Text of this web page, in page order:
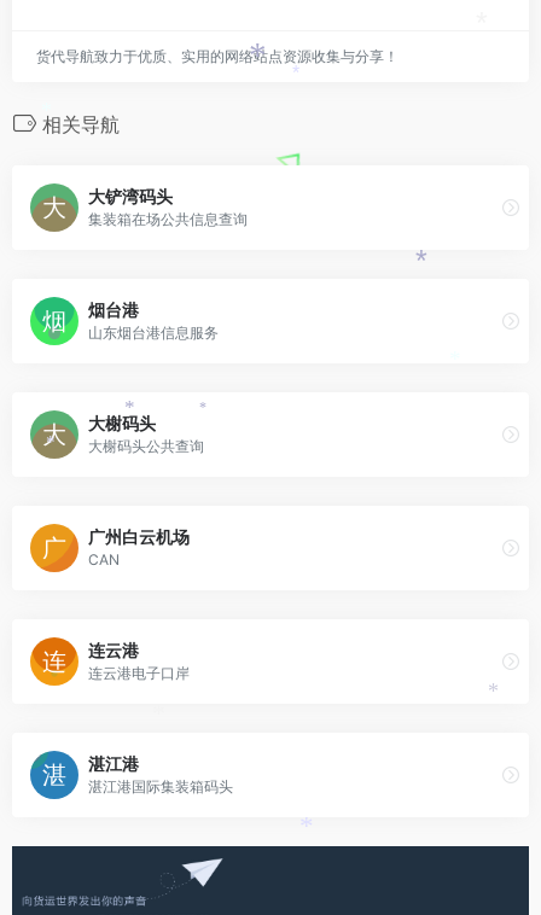
货代导航致力于优质、实用的网络站点资源收集与分享！
相关导航
大铲湾码头
集装箱在场公共信息查询
烟台港
山东烟台港信息服务
大榭码头
大榭码头公共查询
广州白云机场
CAN
连云港
连云港电子口岸
湛江港
湛江港国际集装箱码头
*
*
*
*